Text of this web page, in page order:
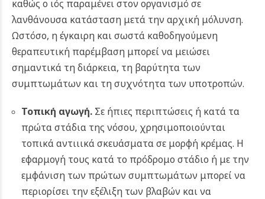
καθώς ο ιός παραμένει στον οργανισμό σε
λανθάνουσα κατάσταση μετά την αρχική μόλυνση.
Ωστόσο, η έγκαιρη και σωστά καθοδηγούμενη
θεραπευτική παρέμβαση μπορεί να μειώσει
σημαντικά τη διάρκεια, τη βαρύτητα των
συμπτωμάτων και τη συχνότητα των υποτροπών.
Τοπική αγωγή. Σε ήπιες περιπτώσεις ή κατά τα
πρώτα στάδια της νόσου, χρησιμοποιούνται
τοπικά αντιιικά σκευάσματα σε μορφή κρέμας. Η
εφαρμογή τους κατά το πρόδρομο στάδιο ή με την
εμφάνιση των πρώτων συμπτωμάτων μπορεί να
περιορίσει την εξέλιξη των βλαβών και να